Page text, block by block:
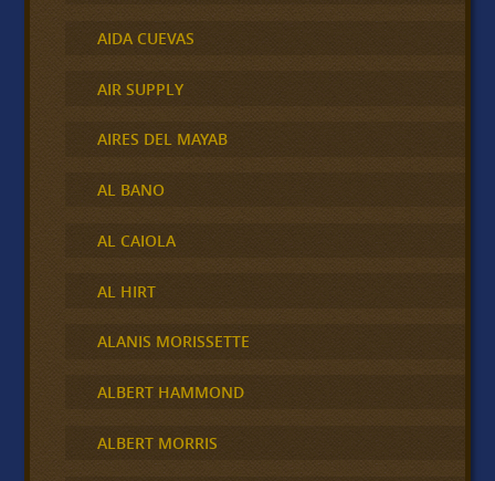
AIDA CUEVAS
AIR SUPPLY
AIRES DEL MAYAB
AL BANO
AL CAIOLA
AL HIRT
ALANIS MORISSETTE
ALBERT HAMMOND
ALBERT MORRIS